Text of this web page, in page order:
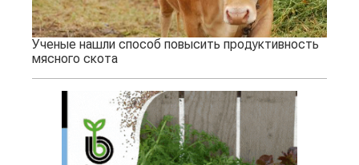
Ученые нашли способ повысить продуктивность
мясного скота